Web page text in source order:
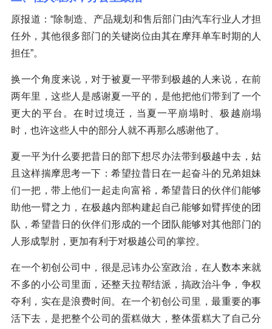
原报道：“除制造、产品规划和售后部门由汽车行业人才担
任外，其他很多部门的关键岗位由其在摩拜单车时期的人
担任”。
换一个角度来说，对于被夏一平带到极越的人来说，在前
两年里，这些人是感谢夏一平的，是他把他们带到了一个
更大的平台。在时过境迁，当夏一平崩塌时、极越崩塌
时，也许这些人中的部分人就不再那么感谢他了。
夏一平为什么要把昔日的部下想尽办法带到极越中去，姑
且这样揣摩思考一下：希望拉昔日在一起奋斗的兄弟姐妹
们一把，带上他们一起走向富裕，希望昔日的伙伴们能够
助他一臂之力，在极越内部构建起自己能够如臂挥使的团
队，希望昔日的伙伴们形成的一个团队能够对其他部门的
人形成掣肘，更加有利于对极越公司的掌控。
在一个初创公司中，很是忌讳办公室政治，在人数本来就
不多的小公司里面，还整天拉帮结派，搞政治斗争，争权
夺利，实在是浪费时间。在一个初创公司里，最重要的事
活下去，是把整个公司的蛋糕做大，整体蛋糕大了自己分